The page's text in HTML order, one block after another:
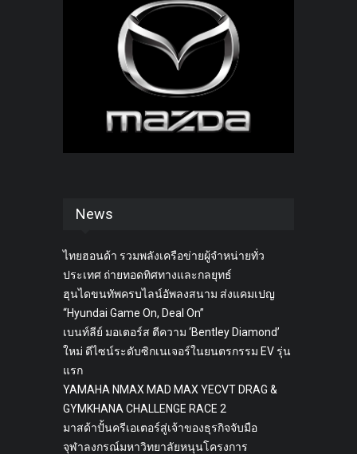
News
ไทยฮอนด้า รวมพลังเครือข่ายผู้จำหน่ายทั่ว
ประเทศ ถ่ายทอดทิศทางและกลยุทธ์
ฮุนไดขนทัพครบไลน์อัพลงสนาม ส่งแคมเปญ
“Hyundai Game On, Deal On”
เบนท์ลีย์ มอเตอร์ส ตีความ ‘Bentley Diamond’
ใหม่ ดีไซน์ระดับซิกเนเจอร์ในยนตรกรรม EV รุ่น
แรก
YAMAHA NMAX MAD MAX YECVT DRAG &
GYMKHANA CHALLENGE RACE 2
มาสด้าปั้นครีเอเตอร์สู่เจ้าของธุรกิจจับมือ
จุฬาลงกรณ์มหาวิทยาลัยหนุนโครงการ